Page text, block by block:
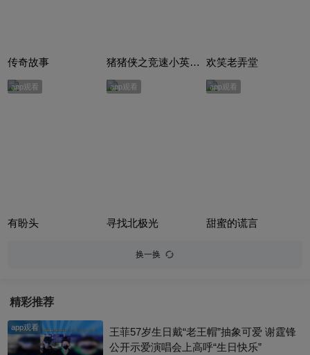
传奇故事 猪猪侠之竞速小英雄合集 欢笑老弄堂
app观看
有盼头
app观看
寻找北极光
app观看
甜蜜的谎言
换一换
精彩推荐
app观看
王菲57岁生日戴“老王帽”抽象可爱 谢霆锋
公开示爱演唱会上高呼“生日快乐”